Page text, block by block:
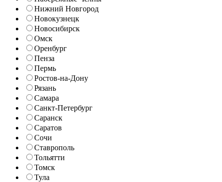
Нижний Новгород
Новокузнецк
Новосибирск
Омск
Оренбург
Пенза
Пермь
Ростов-на-Дону
Рязань
Самара
Санкт-Петербург
Саранск
Саратов
Сочи
Ставрополь
Тольятти
Томск
Тула